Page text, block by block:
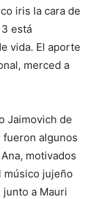
iris la cara de
está
vida. El aporte
merced a
Jaimovich de
fueron algunos
motivados
músico jujeño
a Mauri